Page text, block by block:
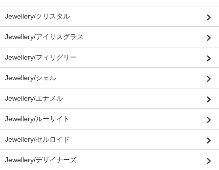
Jewellery/クリスタル
Jewellery/アイリスグラス
Jewellery/フィリグリー
Jewellery/シェル
Jewellery/エナメル
Jewellery/ルーサイト
Jewellery/セルロイド
Jewellery/デザイナーズ